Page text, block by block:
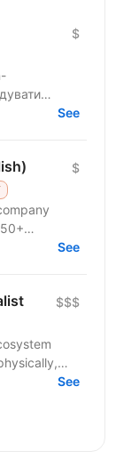
$
See
$
used
See
$$$
See